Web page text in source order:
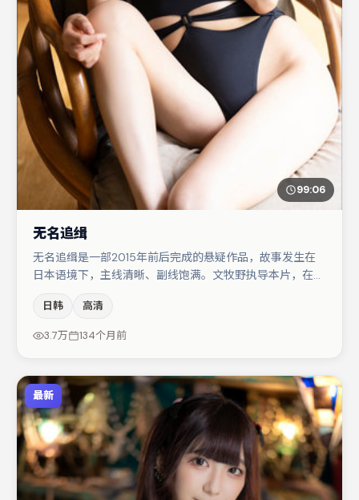
99:06
无名追缉
无名追缉是一部2015年前后完成的悬疑作品，故事发生在
日本语境下，主线清晰、副线饱满。文牧野执导本片，在场
大鹏在片中承担叙事驱动，白宇、张颂文分别提供反差与喜
剧/悬疑调剂（视场次而定）。整体完成度较高，适合周末
日韩 高清
3.7万 134个月前
最新